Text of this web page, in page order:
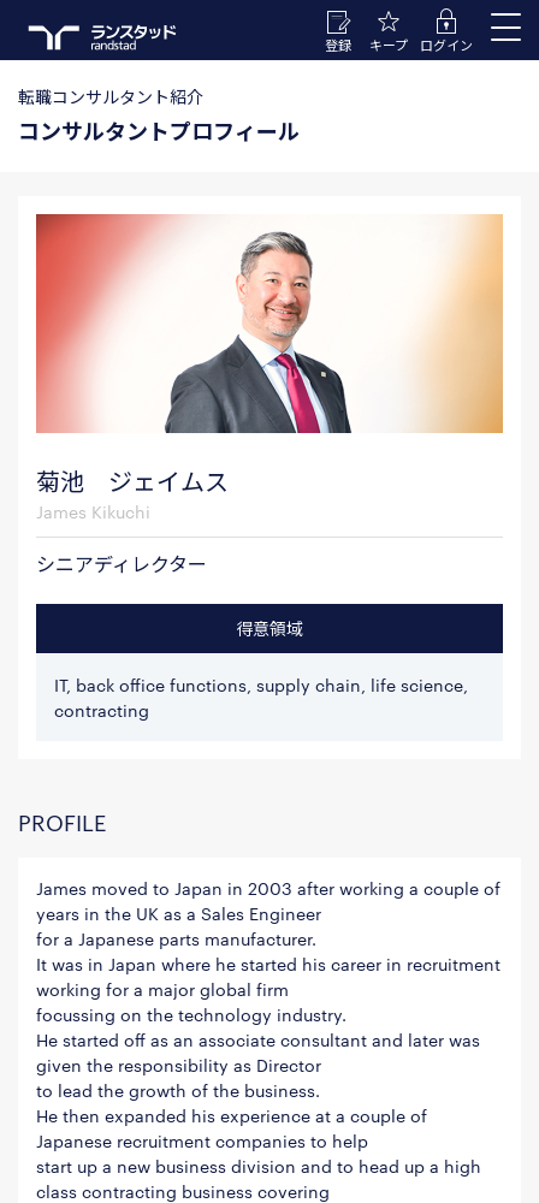
ログイン
キープ
登録
転職コンサルタント紹介
コンサルタントプロフィール
菊池 ジェイムス
James Kikuchi
シニアディレクター
得意領域
IT, back office functions, supply chain, life science,
contracting
PROFILE
James moved to Japan in 2003 after working a couple of
years in the UK as a Sales Engineer
for a Japanese parts manufacturer.
It was in Japan where he started his career in recruitment
working for a major global firm
focussing on the technology industry.
He started off as an associate consultant and later was
given the responsibility as Director
to lead the growth of the business.
He then expanded his experience at a couple of
Japanese recruitment companies to help
start up a new business division and to head up a high
class contracting business covering